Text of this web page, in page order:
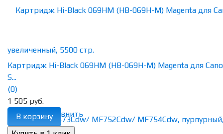
избранное сравнить
Картридж Hi-Black 069HM (HB-069H-M) Magenta для
S...
(0)
1 505 руб.
В корзину